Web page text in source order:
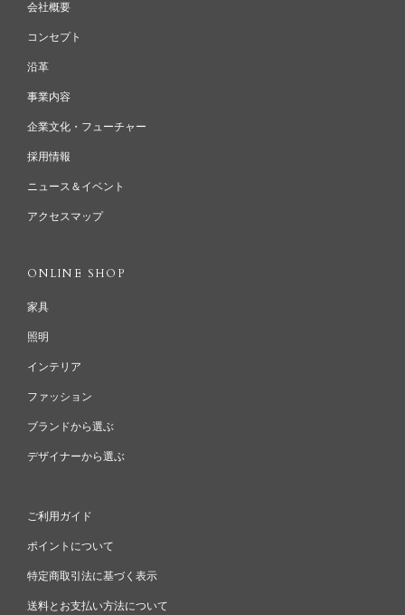
会社概要
コンセプト
沿革
事業内容
企業文化・フューチャー
採用情報
ニュース＆イベント
アクセスマップ
ONLINE SHOP
家具
照明
インテリア
ファッション
ブランドから選ぶ
デザイナーから選ぶ
ご利用ガイド
ポイントについて
特定商取引法に基づく表示
送料とお支払い方法について